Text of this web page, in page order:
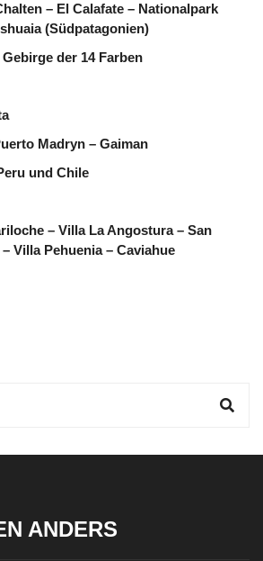
– El Calafate – Nationalpark
(Südpatagonien)
der 14 Farben
Madryn – Gaiman
und Chile
– Villa La Angostura – San
Villa Pehuenia – Caviahue
ANDERS